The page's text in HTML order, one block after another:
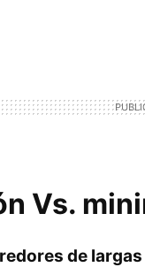
Vs.
de